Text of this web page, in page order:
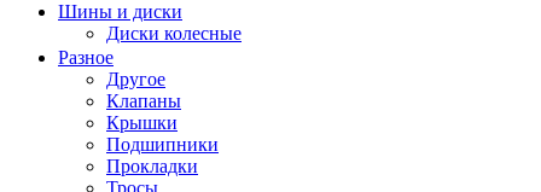
Шины и диски
Диски колесные
Разное
Другое
Клапаны
Крышки
Подшипники
Прокладки